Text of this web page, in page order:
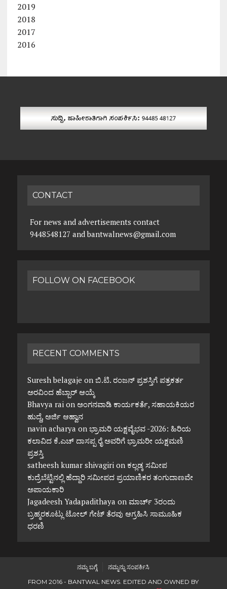
2019
2018
2017
2016
CONTACT
For news and advertisements contact
9448548127 and bantwalnews@gmail.com
FOLLOW ON FACEBOOK
RECENT COMMENTS
Suresh belagaje on ಬಿ.ಟಿ. ರಂಜನ್ ಪ್ರಶಸ್ತಿಗೆ ಪತ್ರಕರ್ತ
ಅರವಿಂದ ಹೆಬ್ಬಾರ್ ಆಯ್ಕೆ
Bhavya raion ಅಂಗನವಾಡಿ ಕಾರ್ಯಕರ್ತೆ, ಸಹಾಯಕಿಯರ
ಹುದ್ದೆ, ಅರ್ಜಿ ಆಹ್ವಾನ
navin acharya on ಭ್ರಾಮರಿ ಯಕ್ಷವೈಭವ -2026: ಹಿರಿಯ
ಕಲಾವಿದ ಕೆ.ಎಚ್ ದಾಸಪ್ಪ ರೈ ಅವರಿಗೆ ಭ್ರಾಮರೀ ಯಕ್ಷಮಣಿ
ಪ್ರಶಸ್ತಿ
satheesh kumar shivagirion ಕಲ್ಲಡ್ಕ ಸಮೀಪ
ಕುದ್ರೆಬೆಟ್ಟಿನಲ್ಲಿ ಹೆದ್ದಾರಿ ಸಮೀಪದ ಪ್ರಯಾಣಿಕರ ತಂಗುದಾಣವೇ
ಅಪಾಯಕಾರಿ
Jagadeesh Yadapadithaya on ಮಾರ್ಚ್ 3ರಂದು
ಬ್ರಹ್ಮರಕೂಟ್ಲು ಟೋಲ್ ಗೇಟ್ ತೆರವು ಆಗ್ರಹಿಸಿ ಸಾಮೂಹಿಕ
ಧರಣಿ
ನಮ್ಮ ಬಗ್ಗೆ
ನಮ್ಮನ್ನು ಸಂಪರ್ಕಿಸಿ
FROM 2016 - BANTWAL NEWS. EDITED AND OWNED BY